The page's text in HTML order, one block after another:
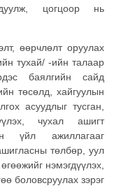
цогцоор нь
өөрчлөлт оруулах
тухай/ -ийн талаар
баялгийн сайд
төсөлд, хайгуулын
асуудлыг тусган,
чухал ашигт
үйл ажиллагааг
төлбөр, уул
нэмэгдүүлэх,
боловсруулах зэрэг